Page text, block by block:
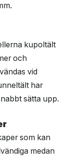
kupoltält
och
vid
har
sätta upp.
som kan
medan